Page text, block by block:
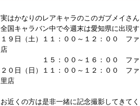
実はかなりのレアキャラのこのガブメイさ
全国キャラバン中で今週末は愛知県に出現
１９日（土）１１：００～１２：００ フ
店
１５：００～１６：００ ファミ
２０日（日）１１：００～１２：００ フ
里店
お近くの方は是非一緒に記念撮影してきて